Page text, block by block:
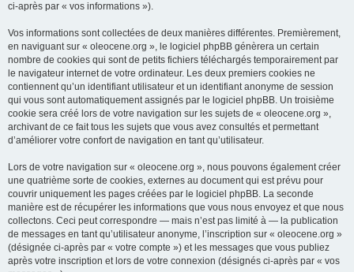
ci-après par « vos informations »).
Vos informations sont collectées de deux manières différentes. Premièrement,
en naviguant sur « oleocene.org », le logiciel phpBB génèrera un certain
nombre de cookies qui sont de petits fichiers téléchargés temporairement par
le navigateur internet de votre ordinateur. Les deux premiers cookies ne
contiennent qu’un identifiant utilisateur et un identifiant anonyme de session
qui vous sont automatiquement assignés par le logiciel phpBB. Un troisième
cookie sera créé lors de votre navigation sur les sujets de « oleocene.org »,
archivant de ce fait tous les sujets que vous avez consultés et permettant
d’améliorer votre confort de navigation en tant qu’utilisateur.
Lors de votre navigation sur « oleocene.org », nous pouvons également créer
une quatrième sorte de cookies, externes au document qui est prévu pour
couvrir uniquement les pages créées par le logiciel phpBB. La seconde
manière est de récupérer les informations que vous nous envoyez et que nous
collectons. Ceci peut correspondre — mais n’est pas limité à — la publication
de messages en tant qu’utilisateur anonyme, l’inscription sur « oleocene.org »
(désignée ci-après par « votre compte ») et les messages que vous publiez
après votre inscription et lors de votre connexion (désignés ci-après par « vos